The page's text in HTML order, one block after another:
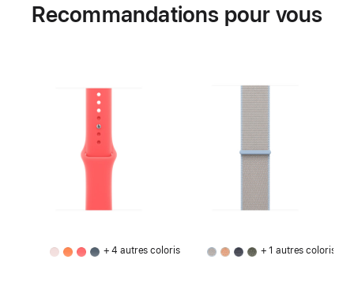
Recommandations pour vous
+ 4 autres coloris + 1 autres coloris